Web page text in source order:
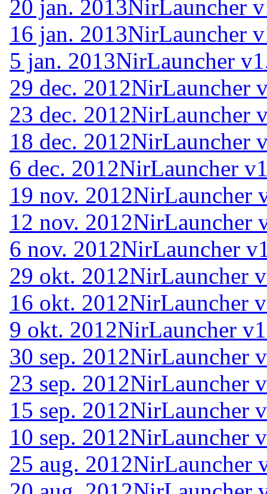
20 jan. 2013NirLauncher
16 jan. 2013NirLauncher
5 jan. 2013NirLauncher
29 dec. 2012NirLauncher
23 dec. 2012NirLauncher
18 dec. 2012NirLauncher
6 dec. 2012NirLauncher
19 nov. 2012NirLauncher
12 nov. 2012NirLauncher
6 nov. 2012NirLauncher
29 okt. 2012NirLauncher
16 okt. 2012NirLauncher
9 okt. 2012NirLauncher
30 sep. 2012NirLauncher
23 sep. 2012NirLauncher
15 sep. 2012NirLauncher
10 sep. 2012NirLauncher
25 aug. 2012NirLauncher